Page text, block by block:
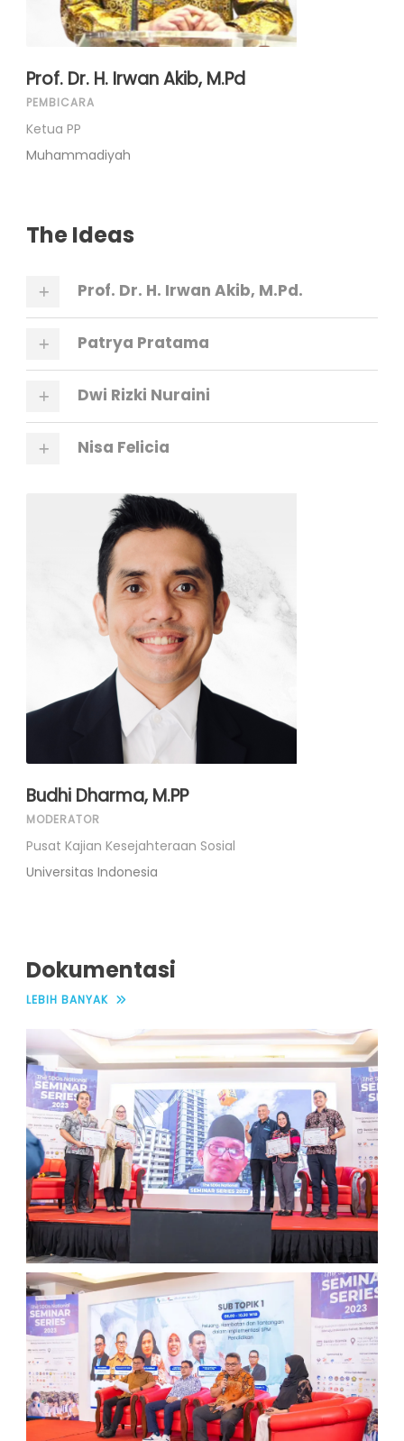
Prof. Dr. H. Irwan Akib, M.Pd
PEMBICARA
Ketua PP
Muhammadiyah
The Ideas
Prof. Dr. H. Irwan Akib, M.Pd.
Patrya Pratama
Dwi Rizki Nuraini
Nisa Felicia
Budhi Dharma, M.PP
MODERATOR
Pusat Kajian Kesejahteraan Sosial
Universitas Indonesia
Dokumentasi
LEBIH BANYAK